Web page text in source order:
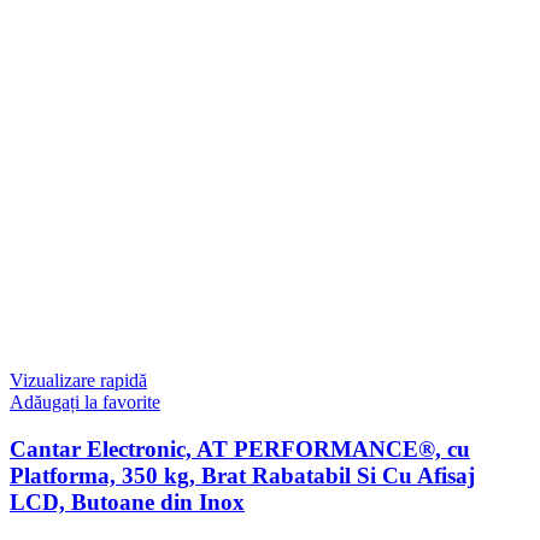
Vizualizare rapidă
Adăugați la favorite
Cantar Electronic, AT PERFORMANCE®, cu
Platforma, 350 kg, Brat Rabatabil Si Cu Afisaj
LCD, Butoane din Inox